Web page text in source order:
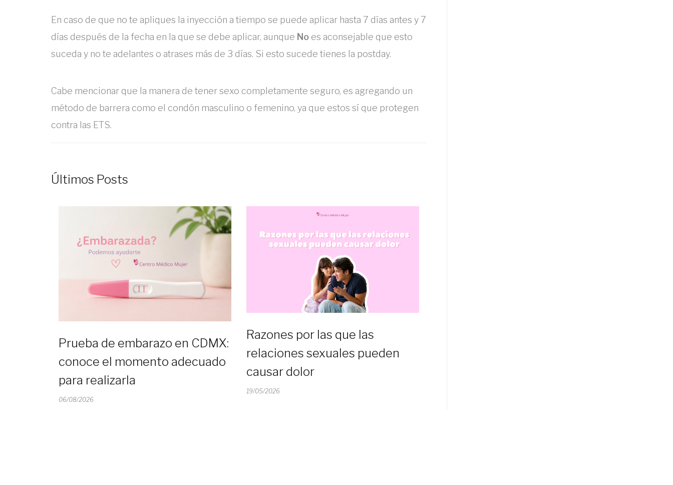
En caso de que no te apliques la inyección a tiempo se puede aplicar hasta 7 días antes y 7
días después de la fecha en la que se debe aplicar, aunque No es aconsejable que esto
suceda y no te adelantes o atrases más de 3 días. Si esto sucede tienes la postday.
Cabe mencionar que la manera de tener sexo completamente seguro, es agregando un
método de barrera como el condón masculino o femenino, ya que estos sí que protegen
contra las ETS.
Últimos Posts
Prueba de embarazo en CDMX:
conoce el momento adecuado
para realizarla
06/08/2026
Razones por las que las
relaciones sexuales pueden
causar dolor
19/05/2026